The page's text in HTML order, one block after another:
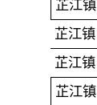
芷江镇
芷江镇
芷江镇
芷江镇